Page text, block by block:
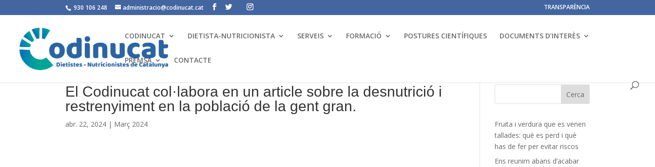
930 106 248 administracio@codinucat.cat TRANSPARÈNCIA
CODINUCAT DIETISTA-NUTRICIONISTA SERVEIS FORMACIÓ POSTURES CIENTÍFIQUES DOCUMENTS D’INTERÈS
PREMSA CONTACTE
El Codinucat col·labora en un article sobre la desnutrició i
restrenyiment en la població de la gent gran.
abr. 22, 2024 | Març 2024
Fruita i verdura que es venen
tallades: què es perd i què
has de fer per evitar riscos
Ens reunim abans d’acabar